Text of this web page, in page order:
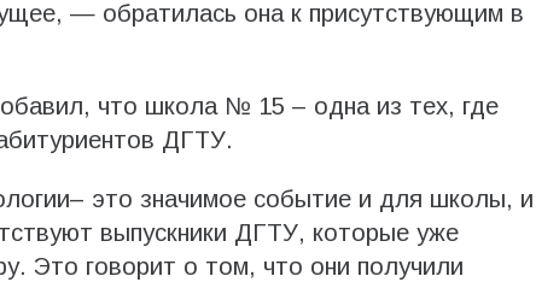
— обратилась она к присутствующим в
что школа № 15 – одна из тех, где
ДГТУ.
это значимое событие и для школы, и
выпускники ДГТУ, которые уже
Это говорит о том, что они получили